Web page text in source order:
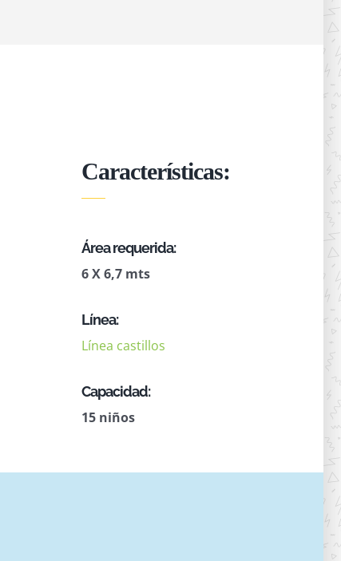
Características:
Área requerida:
6 X 6,7 mts
Línea:
Línea castillos
Capacidad:
15 niños